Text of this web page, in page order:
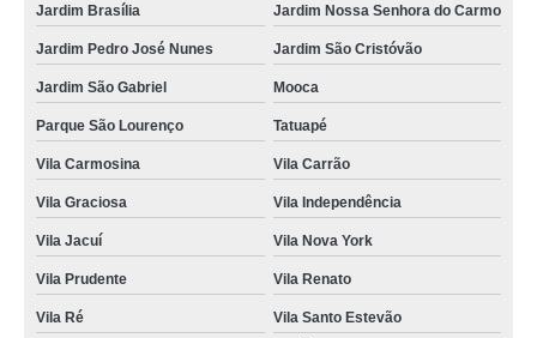
Jardim Brasília Jardim Nossa Senhora do Carmo
Jardim Pedro José Nunes Jardim São Cristóvão
Jardim São Gabriel Mooca
Parque São Lourenço Tatuapé
Vila Carmosina Vila Carrão
Vila Graciosa Vila Independência
Vila Jacuí Vila Nova York
Vila Prudente Vila Renato
Vila Ré
Vila Santo Estevão